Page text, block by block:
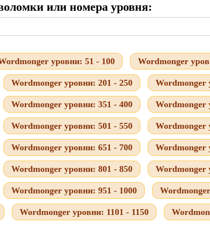
или номера уровня:
уровни: 51 - 100 Wordmonger
Wordmonger уровни: 201 - 250 Wordmonger
Wordmonger уровни: 351 - 400 Wordmonger
Wordmonger уровни: 501 - 550 Wordmonger
Wordmonger уровни: 651 - 700 Wordmonger
Wordmonger уровни: 801 - 850 Wordmonger
Wordmonger уровни: 951 - 1000
Wordmonger уровни: 1101 - 1150